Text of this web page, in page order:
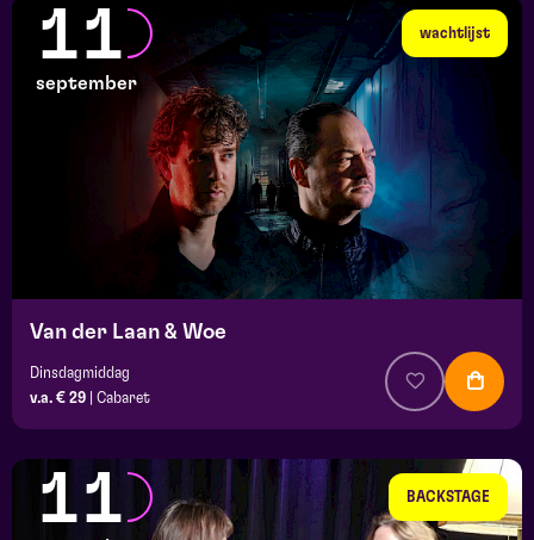
wachtlijst
11
september
Van der Laan & Woe
Dinsdagmiddag
v.a. € 29
Cabaret
BACKSTAGE
11